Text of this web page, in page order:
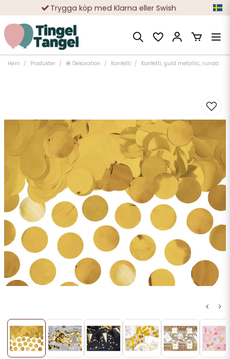
Trygga köp med Klarna eller Swish
10 000-tals nöjda kunder
Hem Produkter 💟 Dekoration Konfetti Konfetti, guld metallic, runda